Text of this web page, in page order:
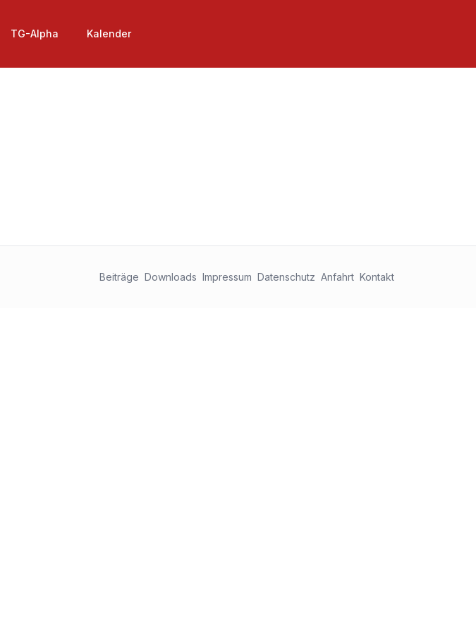
TG-Alpha Kalender
Beiträge Downloads Impressum Datenschutz Anfahrt Kontakt